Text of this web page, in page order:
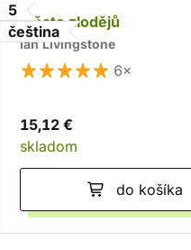
5
čeština
Město zlodějů
Ian Livingstone
6×
15,12 €
skladom
do košíka